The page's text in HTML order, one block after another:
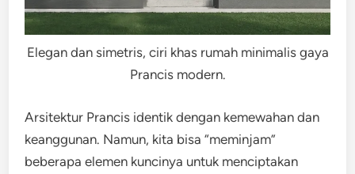
Elegan dan simetris, ciri khas rumah minimalis gaya
Prancis modern.
Arsitektur Prancis identik dengan kemewahan dan
keanggunan. Namun, kita bisa “meminjam”
beberapa elemen kuncinya untuk menciptakan